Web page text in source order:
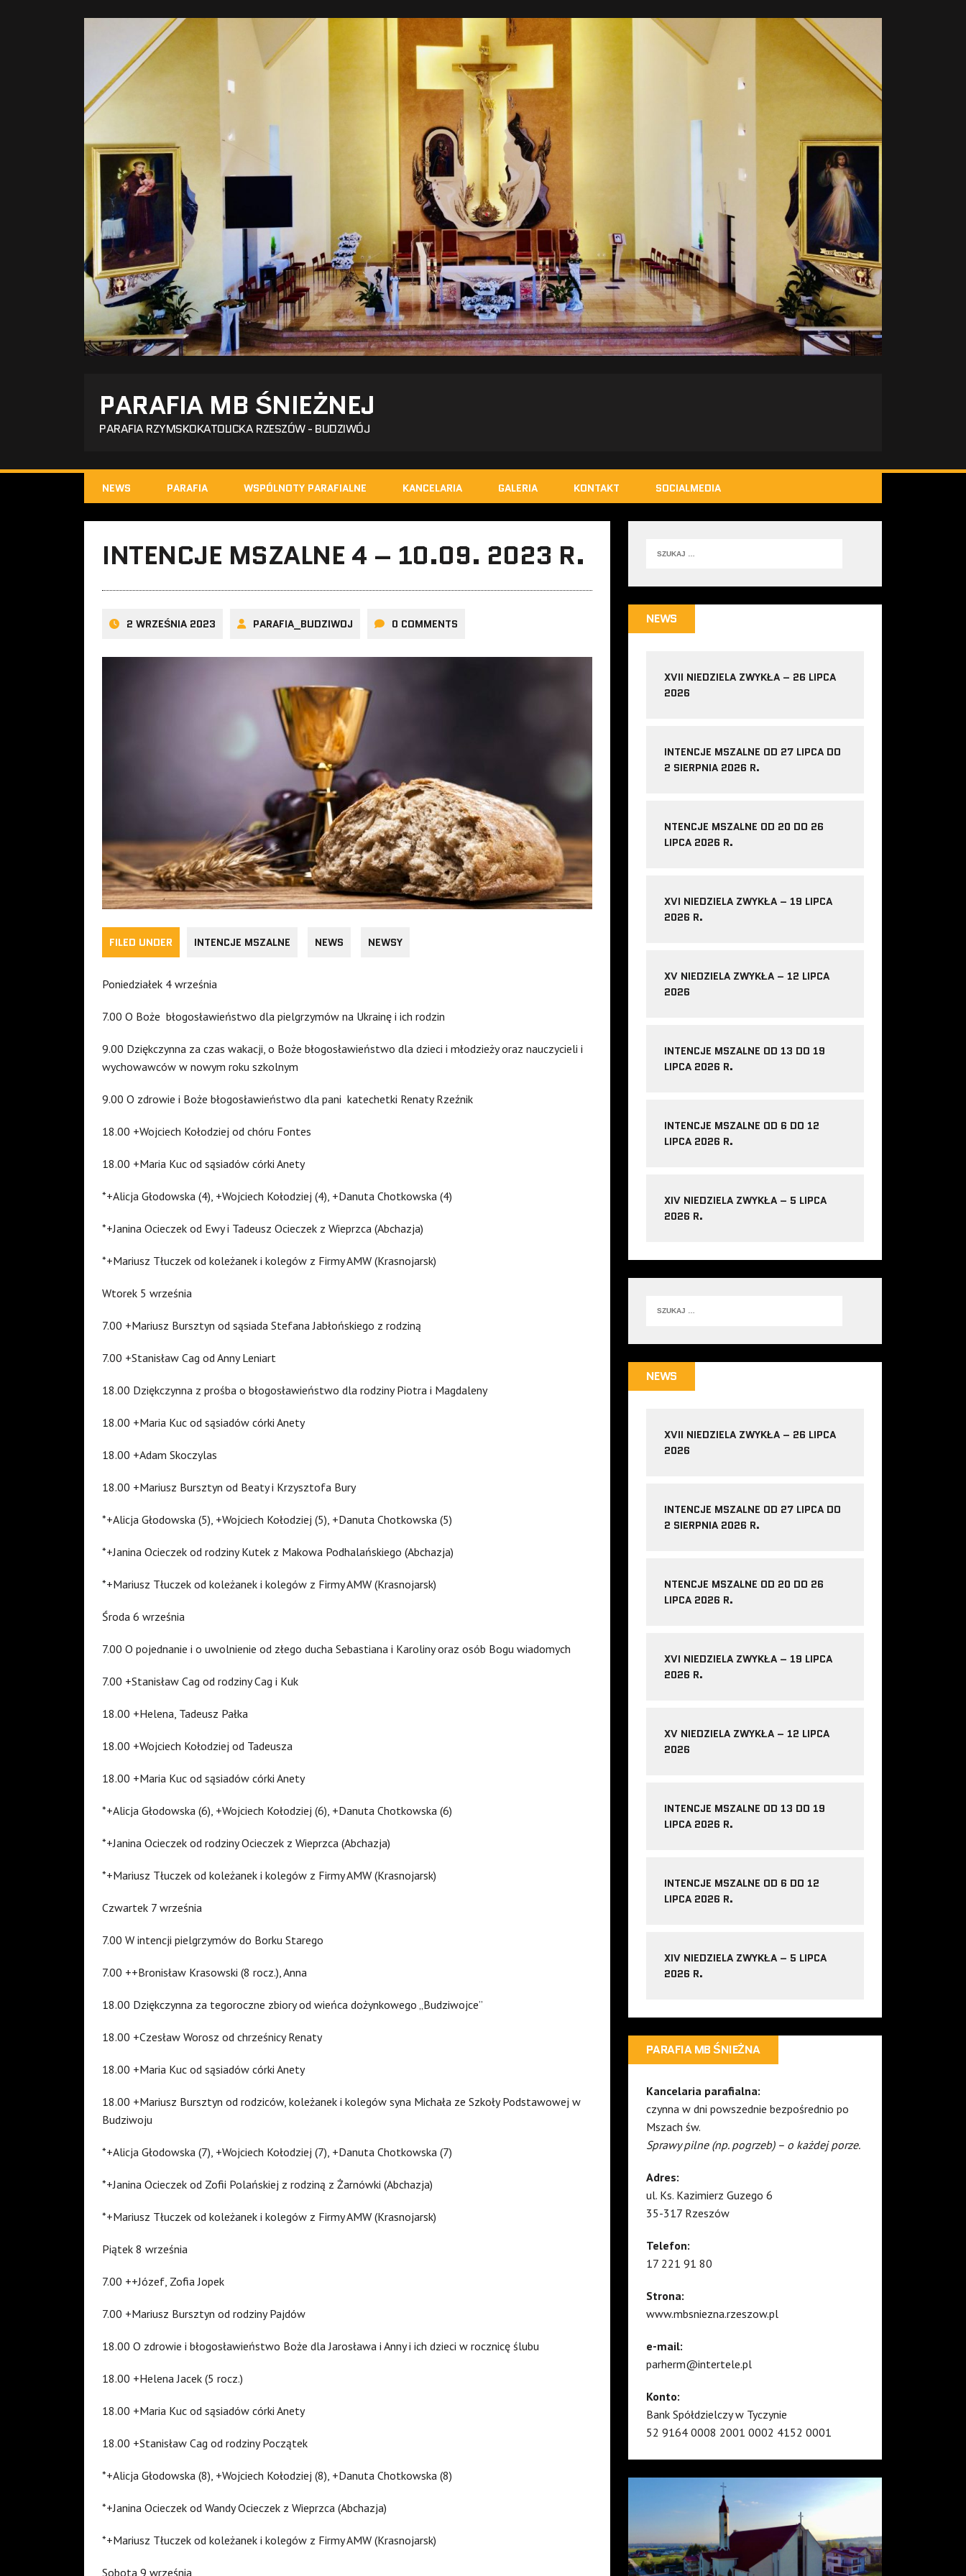
PARAFIA MB ŚNIEŻNEJ
PARAFIA RZYMSKOKATOLICKA RZESZÓW - BUDZIWÓJ
NEWS PARAFIA WSPÓLNOTY PARAFIALNE KANCELARIA GALERIA KONTAKT SOCIALMEDIA
INTENCJE MSZALNE 4 – 10.09. 2023 R.
2 WRZEŚNIA 2023 PARAFIA_BUDZIWOJ 0 COMMENTS
FILED UNDER INTENCJE MSZALNE NEWS NEWSY
Poniedziałek 4 września
7.00 O Boże błogosławieństwo dla pielgrzymów na Ukrainę i ich rodzin
9.00 Dziękczynna za czas wakacji, o Boże błogosławieństwo dla dzieci i młodzieży oraz nauczycieli i
wychowawców w nowym roku szkolnym
9.00 O zdrowie i Boże błogosławieństwo dla pani katechetki Renaty Rzeźnik
18.00 +Wojciech Kołodziej od chóru Fontes
18.00 +Maria Kuc od sąsiadów córki Anety
*+Alicja Głodowska (4), +Wojciech Kołodziej (4), +Danuta Chotkowska (4)
*+Janina Ocieczek od Ewy i Tadeusz Ocieczek z Wieprzca (Abchazja)
*+Mariusz Tłuczek od koleżanek i kolegów z Firmy AMW (Krasnojarsk)
Wtorek 5 września
7.00 +Mariusz Bursztyn od sąsiada Stefana Jabłońskiego z rodziną
7.00 +Stanisław Cag od Anny Leniart
18.00 Dziękczynna z prośba o błogosławieństwo dla rodziny Piotra i Magdaleny
18.00 +Maria Kuc od sąsiadów córki Anety
18.00 +Adam Skoczylas
18.00 +Mariusz Bursztyn od Beaty i Krzysztofa Bury
*+Alicja Głodowska (5), +Wojciech Kołodziej (5), +Danuta Chotkowska (5)
*+Janina Ocieczek od rodziny Kutek z Makowa Podhalańskiego (Abchazja)
*+Mariusz Tłuczek od koleżanek i kolegów z Firmy AMW (Krasnojarsk)
Środa 6 września
7.00 O pojednanie i o uwolnienie od złego ducha Sebastiana i Karoliny oraz osób Bogu wiadomych
7.00 +Stanisław Cag od rodziny Cag i Kuk
18.00 +Helena, Tadeusz Pałka
18.00 +Wojciech Kołodziej od Tadeusza
18.00 +Maria Kuc od sąsiadów córki Anety
*+Alicja Głodowska (6), +Wojciech Kołodziej (6), +Danuta Chotkowska (6)
*+Janina Ocieczek od rodziny Ocieczek z Wieprzca (Abchazja)
*+Mariusz Tłuczek od koleżanek i kolegów z Firmy AMW (Krasnojarsk)
Czwartek 7 września
7.00 W intencji pielgrzymów do Borku Starego
7.00 ++Bronisław Krasowski (8 rocz.), Anna
18.00 Dziękczynna za tegoroczne zbiory od wieńca dożynkowego „Budziwojce”
18.00 +Czesław Worosz od chrześnicy Renaty
18.00 +Maria Kuc od sąsiadów córki Anety
18.00 +Mariusz Bursztyn od rodziców, koleżanek i kolegów syna Michała ze Szkoły Podstawowej w
Budziwoju
*+Alicja Głodowska (7), +Wojciech Kołodziej (7), +Danuta Chotkowska (7)
*+Janina Ocieczek od Zofii Polańskiej z rodziną z Żarnówki (Abchazja)
*+Mariusz Tłuczek od koleżanek i kolegów z Firmy AMW (Krasnojarsk)
Piątek 8 września
7.00 ++Józef, Zofia Jopek
7.00 +Mariusz Bursztyn od rodziny Pajdów
18.00 O zdrowie i błogosławieństwo Boże dla Jarosława i Anny i ich dzieci w rocznicę ślubu
18.00 +Helena Jacek (5 rocz.)
18.00 +Maria Kuc od sąsiadów córki Anety
18.00 +Stanisław Cag od rodziny Początek
*+Alicja Głodowska (8), +Wojciech Kołodziej (8), +Danuta Chotkowska (8)
*+Janina Ocieczek od Wandy Ocieczek z Wieprzca (Abchazja)
*+Mariusz Tłuczek od koleżanek i kolegów z Firmy AMW (Krasnojarsk)
Sobota 9 września
NEWS
XVII NIEDZIELA ZWYKŁA – 26 LIPCA
2026
INTENCJE MSZALNE OD 27 LIPCA DO
2 SIERPNIA 2026 R.
NTENCJE MSZALNE OD 20 DO 26
LIPCA 2026 R.
XVI NIEDZIELA ZWYKŁA – 19 LIPCA
2026 R.
XV NIEDZIELA ZWYKŁA – 12 LIPCA
2026
INTENCJE MSZALNE OD 13 DO 19
LIPCA 2026 R.
INTENCJE MSZALNE OD 6 DO 12
LIPCA 2026 R.
XIV NIEDZIELA ZWYKŁA – 5 LIPCA
2026 R.
NEWS
XVII NIEDZIELA ZWYKŁA – 26 LIPCA
2026
INTENCJE MSZALNE OD 27 LIPCA DO
2 SIERPNIA 2026 R.
NTENCJE MSZALNE OD 20 DO 26
LIPCA 2026 R.
XVI NIEDZIELA ZWYKŁA – 19 LIPCA
2026 R.
XV NIEDZIELA ZWYKŁA – 12 LIPCA
2026
INTENCJE MSZALNE OD 13 DO 19
LIPCA 2026 R.
INTENCJE MSZALNE OD 6 DO 12
LIPCA 2026 R.
XIV NIEDZIELA ZWYKŁA – 5 LIPCA
2026 R.
PARAFIA MB ŚNIEŻNA
Kancelaria parafialna:
czynna w dni powszednie bezpośrednio po
Mszach św.
Sprawy pilne (np. pogrzeb) – o każdej porze.
Adres:
ul. Ks. Kazimierz Guzego 6
35-317 Rzeszów
Telefon:
17 221 91 80
Strona:
www.mbsniezna.rzeszow.pl
e-mail:
parherm@intertele.pl
Konto:
Bank Spółdzielczy w Tyczynie
52 9164 0008 2001 0002 4152 0001